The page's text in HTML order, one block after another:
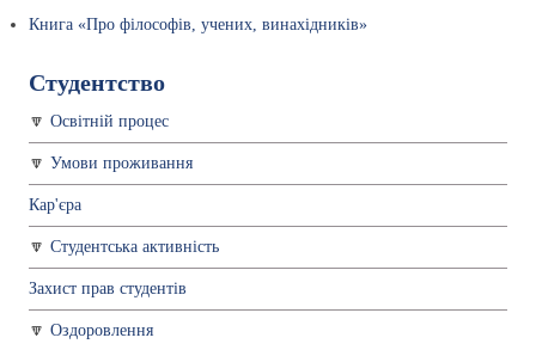
Книга «Про філософів, учених, винахідників»
Студентство
Освітній процес
Умови проживання
Кар'єра
Студентська активність
Захист прав студентів
Оздоровлення